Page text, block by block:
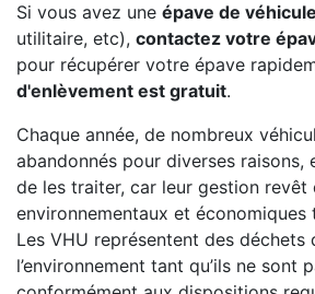
Si vous avez une épave de véhicule
utilitaire, etc), contactez votre
pour récupérer votre épave
d'enlèvement est gratuit.
Chaque année, de nombreux
abandonnés pour diverses
de les traiter, car leur gestion revêt
environnementaux et
Les VHU représentent des déchets
l’environnement tant qu’ils ne sont